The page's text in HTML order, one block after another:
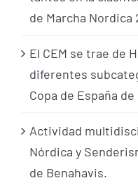
de Marcha Nordica
El CEM se trae de
diferentes
Copa de España
Actividad
Nórdica y
de Benahavis.